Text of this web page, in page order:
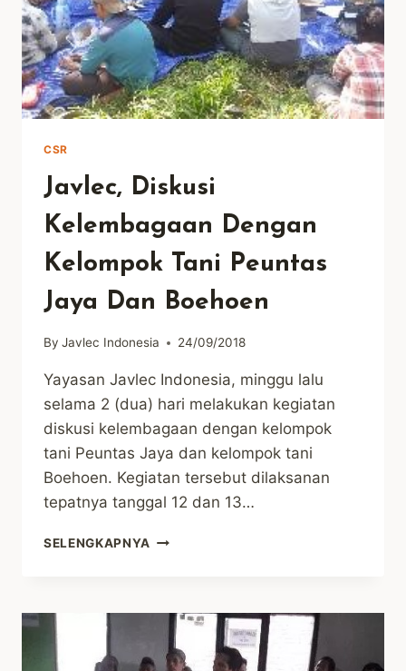
CSR
Javlec, Diskusi
Kelembagaan Dengan
Kelompok Tani Peuntas
Jaya Dan Boehoen
By Javlec Indonesia 24/09/2018
Yayasan Javlec Indonesia, minggu lalu
selama 2 (dua) hari melakukan kegiatan
diskusi kelembagaan dengan kelompok
tani Peuntas Jaya dan kelompok tani
Boehoen. Kegiatan tersebut dilaksanan
tepatnya tanggal 12 dan 13…
SELENGKAPNYA JAVLEC,
KELOMPOK
TANI
PEUNTAS